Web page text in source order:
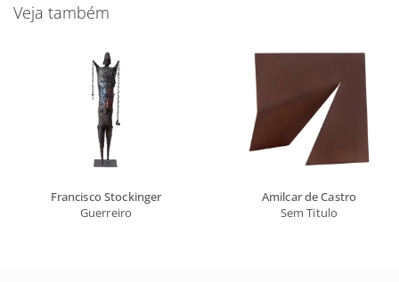
Veja também
Francisco Stockinger
Guerreiro
Amilcar de Castro
Sem Titulo